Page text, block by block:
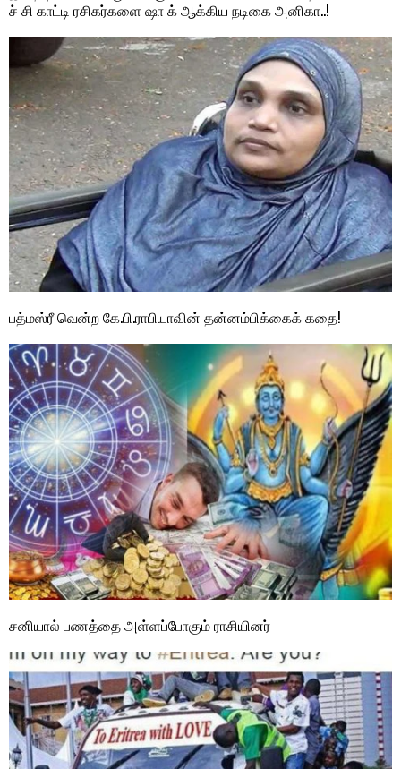
ச் சி காட்டி ரசிகர்களை ஷா க் ஆக்கிய நடிகை அனிகா..!
பத்மஸ்ரீ வென்ற கே.பி.ராபியாவின் தன்னம்பிக்கைக் கதை!
சனியால் பணத்தை அள்ளப்போகும் ராசியினர்